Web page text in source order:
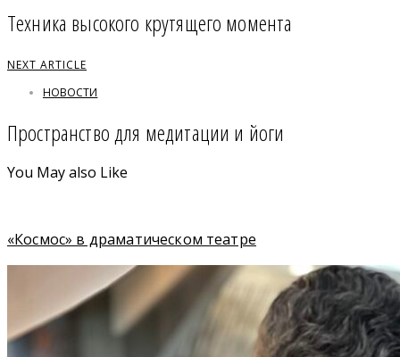
Техника высокого крутящего момента
NEXT ARTICLE
НОВОСТИ
Пространство для медитации и йоги
You May also Like
«Космос» в драматическом театре